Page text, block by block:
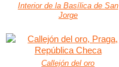
Interior de la Basílica de San
Jorge
Callejón del oro